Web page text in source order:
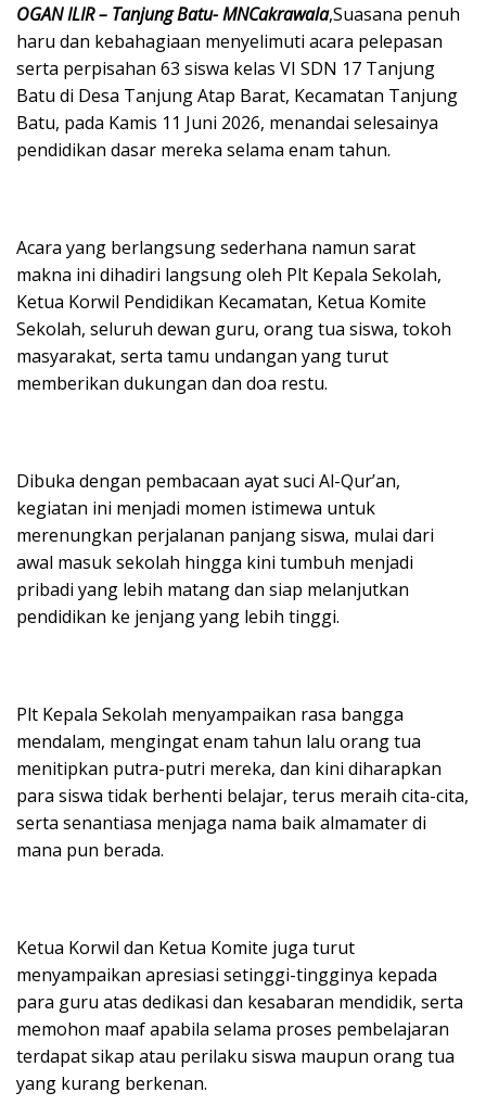
OGAN ILIR – Tanjung Batu- MNCakrawala,Suasana penuh
haru dan kebahagiaan menyelimuti acara pelepasan
serta perpisahan 63 siswa kelas VI SDN 17 Tanjung
Batu di Desa Tanjung Atap Barat, Kecamatan Tanjung
Batu, pada Kamis 11 Juni 2026, menandai selesainya
pendidikan dasar mereka selama enam tahun.
Acara yang berlangsung sederhana namun sarat
makna ini dihadiri langsung oleh Plt Kepala Sekolah,
Ketua Korwil Pendidikan Kecamatan, Ketua Komite
Sekolah, seluruh dewan guru, orang tua siswa, tokoh
masyarakat, serta tamu undangan yang turut
memberikan dukungan dan doa restu.
Dibuka dengan pembacaan ayat suci Al-Qur’an,
kegiatan ini menjadi momen istimewa untuk
merenungkan perjalanan panjang siswa, mulai dari
awal masuk sekolah hingga kini tumbuh menjadi
pribadi yang lebih matang dan siap melanjutkan
pendidikan ke jenjang yang lebih tinggi.
Plt Kepala Sekolah menyampaikan rasa bangga
mendalam, mengingat enam tahun lalu orang tua
menitipkan putra-putri mereka, dan kini diharapkan
para siswa tidak berhenti belajar, terus meraih cita-cita,
serta senantiasa menjaga nama baik almamater di
mana pun berada.
Ketua Korwil dan Ketua Komite juga turut
menyampaikan apresiasi setinggi-tingginya kepada
para guru atas dedikasi dan kesabaran mendidik, serta
memohon maaf apabila selama proses pembelajaran
terdapat sikap atau perilaku siswa maupun orang tua
yang kurang berkenan.